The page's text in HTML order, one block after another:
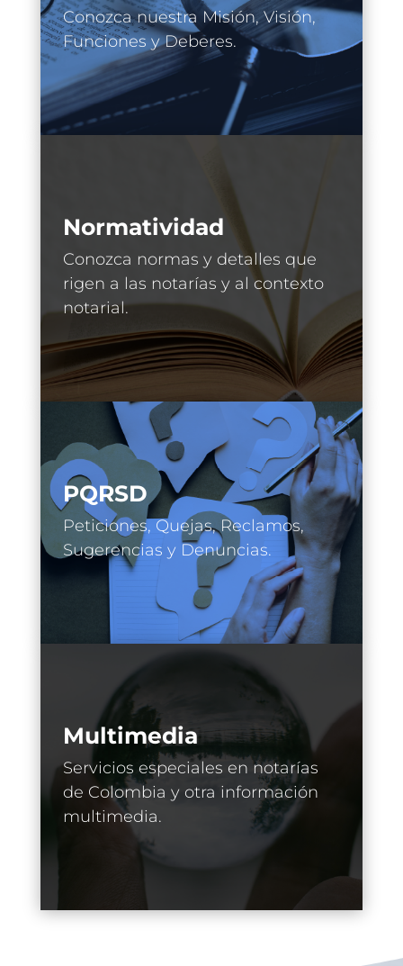
Conozca nuestra Misión, Visión,
Funciones y Deberes.
Normatividad
Conozca normas y detalles que
rigen a las notarías y al contexto
notarial.
PQRSD
Peticiones, Quejas, Reclamos,
Sugerencias y Denuncias.
Multimedia
Servicios especiales en notarías
de Colombia y otra información
multimedia.